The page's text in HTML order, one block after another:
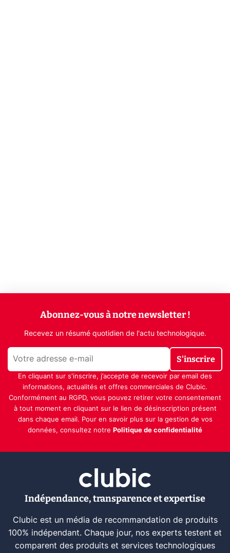
Abonnez-vous à notre newsletter !
Recevez un résumé quotidien de l'actu technologique.
S'inscrire
En cliquant sur s'inscrire, j’accepte de recevoir par email des
informations, actualités et offres commerciales de Clubic.
Conformément au RGPD, vous pouvez retirer votre consentement
à tout moment en cliquant sur le lien de désinscription présent
dans chaque email. Pour en savoir plus sur la gestion de vos
données, consultez notre Politique de confidentialité
Indépendance, transparence et expertise
Clubic est un média de recommandation de produits
100% indépendant. Chaque jour, nos experts testent et
comparent des produits et services technologiques